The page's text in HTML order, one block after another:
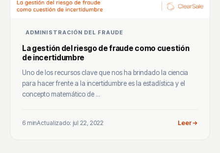
ADMINISTRACIÓN DEL FRAUDE
La gestión del riesgo de fraude como cuestión
de incertidumbre
Uno de los recursos clave que nos ha brindado la ciencia
para hacer frente a la incertidumbre es la estadística y el
concepto matemático de ...
6 minActualizado: jul 22, 2022 Leer